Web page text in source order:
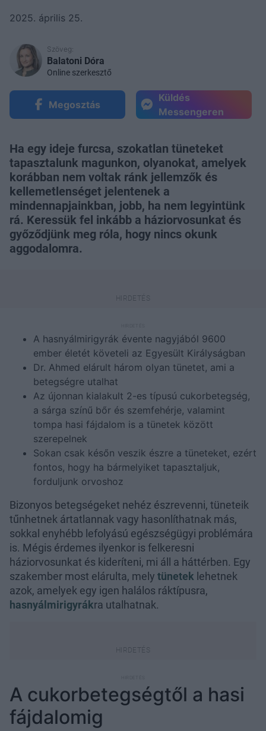
2025. április 25.
Szöveg:
Balatoni Dóra
Online szerkesztő
Megosztás
Küldés
Messengeren
Ha egy ideje furcsa, szokatlan tüneteket
tapasztalunk magunkon, olyanokat, amelyek
korábban nem voltak ránk jellemzők és
kellemetlenséget jelentenek a
mindennapjainkban, jobb, ha nem legyintünk
rá. Keressük fel inkább a háziorvosunkat és
győződjünk meg róla, hogy nincs okunk
aggodalomra.
A hasnyálmirigyrák évente nagyjából 9600
ember életét követeli az Egyesült Királyságban
Dr. Ahmed elárult három olyan tünetet, ami a
betegségre utalhat
Az újonnan kialakult 2-es típusú cukorbetegség,
a sárga színű bőr és szemfehérje, valamint
tompa hasi fájdalom is a tünetek között
szerepelnek
Sokan csak későn veszik észre a tüneteket, ezért
fontos, hogy ha bármelyiket tapasztaljuk,
forduljunk orvoshoz
Bizonyos betegségeket nehéz észrevenni, tüneteik
tűnhetnek ártatlannak vagy hasonlíthatnak más,
sokkal enyhébb lefolyású egészségügyi problémára
is. Mégis érdemes ilyenkor is felkeresni
háziorvosunkat és kideríteni, mi áll a háttérben. Egy
szakember most elárulta, mely tünetek lehetnek
azok, amelyek egy igen halálos ráktípusra,
hasnyálmirigyrákra utalhatnak.
A cukorbetegségtől a hasi
fájdalomig